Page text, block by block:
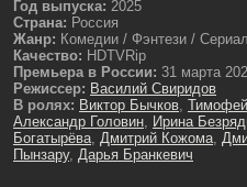
Год выпуска: 2025
Страна: Россия
Жанр: Комедии / Фэнтези /
Качество: HDTVRip
Премьера в России: 31 марта
Режиссер: Василий Свиридов
В ролях: Виктор Бычков,
Александр Головин, Ирина
Богатырёва, Дмитрий Кожома,
Пынзару, Дарья Бранкевич